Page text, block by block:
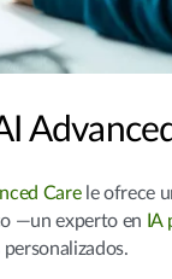
Care le ofrece
—un experto en IA